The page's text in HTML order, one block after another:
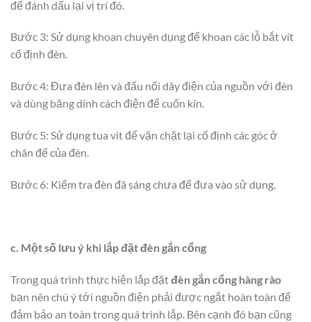
để đánh dấu lại vị trí đó.
Bước 3: Sử dụng khoan chuyên dụng để khoan các lỗ bắt vít
cố định đèn.
Bước 4: Đưa đèn lên và đấu nối dây điện của nguồn với đèn
và dùng băng dính cách điện để cuốn kín.
Bước 5: Sử dụng tua vit để vặn chặt lại cố định các góc ở
chân đế của đèn.
Bước 6: Kiểm tra đèn đã sáng chưa để đưa vào sử dụng.
c. Một số lưu ý khi lắp đặt đèn gắn cổng
Trong quá trình thực hiện lắp đặtđèn gắn cổng hàng rào
bạn nên chú ý tới nguồn điện phải được ngắt hoàn toàn để
đảm bảo an toàn trong quá trình lắp. Bên cạnh đó bạn cũng